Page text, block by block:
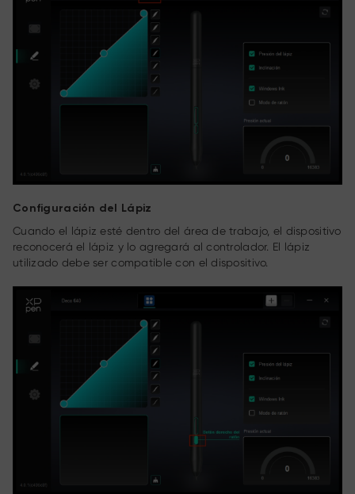
Configuración del Lápiz
Cuando el lápiz esté dentro del área de trabajo, el dispositivo
reconocerá el lápiz y lo agregará al controlador. El lápiz
utilizado debe ser compatible con el dispositivo.